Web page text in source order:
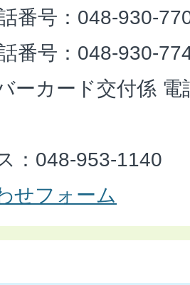
番号：048-930-
番号：048-930-
ーカード交付係 電
：048-953-1140
せフォーム